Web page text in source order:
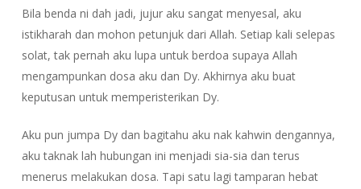
Bila benda ni dah jadi, jujur aku sangat menyesal, aku
istikharah dan mohon petunjuk dari Allah. Setiap kali selepas
solat, tak pernah aku lupa untuk berdoa supaya Allah
mengampunkan dosa aku dan Dy. Akhirnya aku buat
keputusan untuk memperisterikan Dy.
Aku pun jumpa Dy dan bagitahu aku nak kahwin dengannya,
aku taknak lah hubungan ini menjadi sia-sia dan terus
menerus melakukan dosa. Tapi satu lagi tamparan hebat